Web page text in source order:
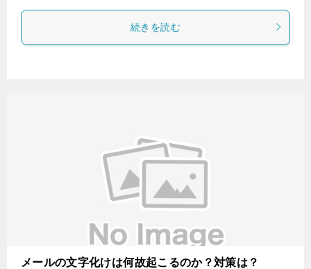
続きを読む
メールの文字化けは何故起こるのか？対策は？